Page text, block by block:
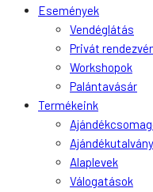
Események
Vendéglátás
Privát
Workshopok
Palántavásár
Termékeink
Ajándékutalvány
Alaplevek
Válogatások